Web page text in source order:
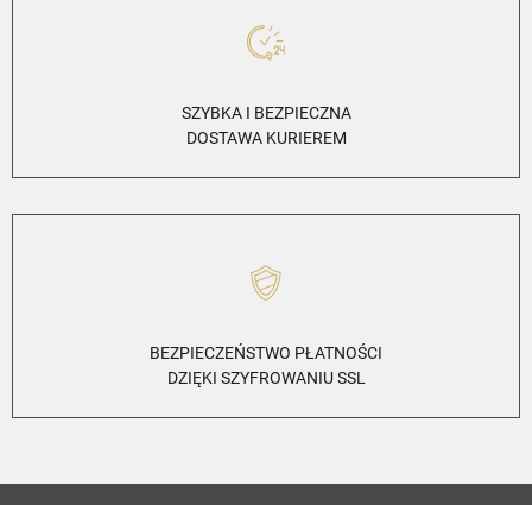
SZYBKA I BEZPIECZNA
DOSTAWA KURIEREM
BEZPIECZEŃSTWO PŁATNOŚCI
DZIĘKI SZYFROWANIU SSL